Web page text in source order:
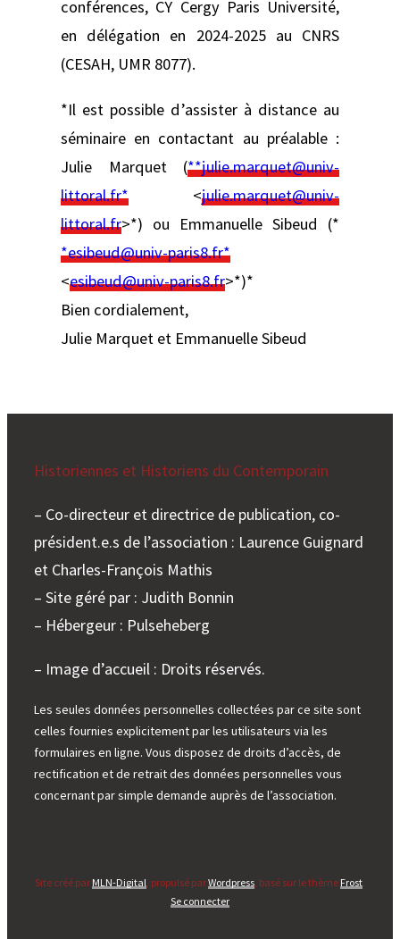
conférences, CY Cergy Paris Université,
en délégation en 2024-2025 au CNRS
(CESAH, UMR 8077).
*Il est possible d’assister à distance au
séminaire en contactant au préalable :
Julie Marquet (**julie.marquet@univ-
littoral.fr* <julie.marquet@univ-
littoral.fr>*) ou Emmanuelle Sibeud (*
*esibeud@univ-paris8.fr*
<esibeud@univ-paris8.fr>*)*
Bien cordialement,
Julie Marquet et Emmanuelle Sibeud
Historiennes et Historiens du Contemporain
– Co-directeur et directrice de publication, co-
président.e.s de l’association : Laurence Guignard
et Charles-François Mathis
– Site géré par : Judith Bonnin
– Hébergeur : Pulseheberg
– Image d’accueil : Droits réservés.
Les seules données personnelles collectées par ce site sont
celles fournies explicitement par les utilisateurs via les
formulaires en ligne. Vous disposez de droits d’accès, de
rectification et de retrait des données personnelles vous
concernant par simple demande auprès de l’association.
Site créé par MLN-Digital , propulsé parWordpress , basé sur le thème Frost.
Se connecter